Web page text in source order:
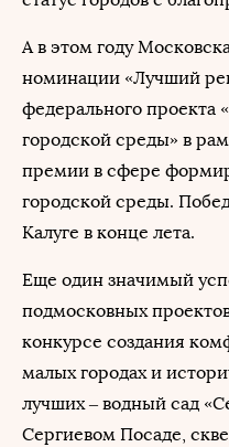
А в этом году
номинации «Лучший
федерального
городской среды» в
премии в сфере
городской среды.
Калуге в конце лета.
Еще один значимый
подмосковных
конкурсе создания
малых городах и
лучших – водный сад
Сергиевом Посаде,